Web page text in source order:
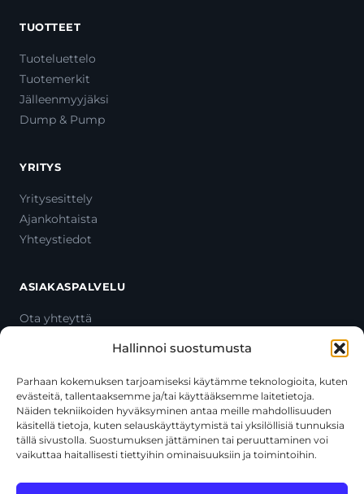
Hallinnoi suostumusta
Parhaan kokemuksen tarjoamiseksi käytämme teknologioita, kuten
evästeitä, tallentaaksemme ja/tai käyttääksemme laitetietoja.
Näiden tekniikoiden hyväksyminen antaa meille mahdollisuuden
käsitellä tietoja, kuten selauskäyttäytymistä tai yksilöllisiä tunnuksia
tällä sivustolla. Suostumuksen jättäminen tai peruuttaminen voi
vaikuttaa haitallisesti tiettyihin ominaisuuksiin ja toimintoihin.
TUOTTEET
Tuoteluettelo
Tuotemerkit
Jälleenmyyjäksi
Dump & Pump
YRITYS
Yritysesittely
Ajankohtaista
Yhteystiedot
ASIAKASPALVELU
Ota yhteyttä
Toimitustavat
Usein kysytyt kysymykset
+358 44 270 3795
asiakaspalvelu@toolcat.fi